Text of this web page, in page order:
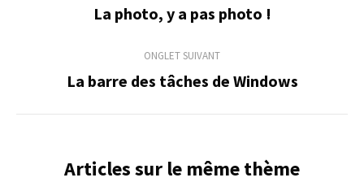
commentaire
Onglet
La photo, y a pas photo !
ONGLET SUIVANT
Onglet
La barre des tâches de Windows
Articles sur le même thème